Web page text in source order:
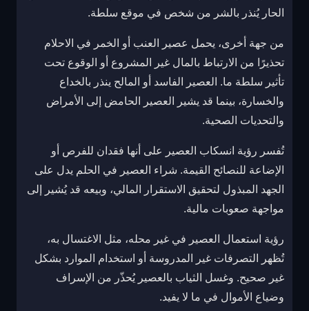
الحار يُنذر بالشر من شخص في موقع سلطة.
من جهة أخرى، يحمل عصير العنب أو الخمر في الاحلام
تحذيرًا من الارتباط بالمال غير المشروع أو الوقوع تحت
تأثير سلطة ما. العصير الفاسد أو المالح ينذر بالخداع
والخسارة، بينما قد يشير العصير الحامض إلى الأمراض
والتحديات الصحية.
تُفسر رؤية انسكاب العصير على أنها فقدان للفرص أو
الإضاعة للنصائح القيمة. شراء العصير في الحلم يدل على
الجهد المبذول لتحقيق الاستقرار المالي، وبيعه قد يُشير إلى
مواجهة صعوبات مالية.
رؤية استعمال العصير في غير محله، مثل الاغتسال به،
تُظهر التصرفات غير المدروسة أو استخدام الموارد بشكل
غير صحيح. وغسل الثياب بالعصير يُحذّر من الإسراف
وضياع الأموال في ما لا يفيد.